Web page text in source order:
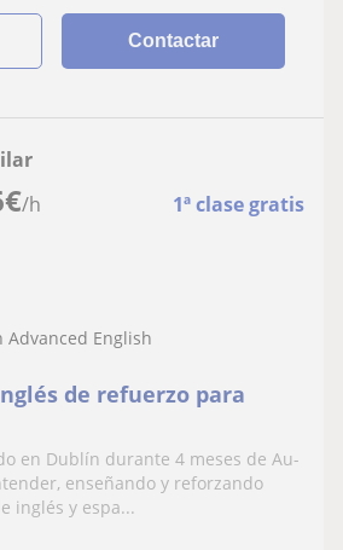
Contactar
€/h 1ª clase gratis
Advanced English
de refuerzo para
en Dublín durante 4 meses de Au-
enseñando y reforzando
inglés y espa...